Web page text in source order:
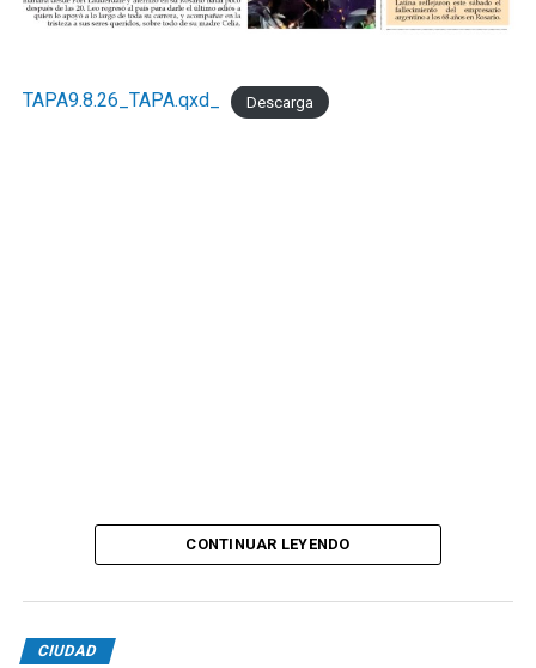
TAPA9.8.26_TAPA.qxd_ Descarga
CONTINUAR LEYENDO
CIUDAD